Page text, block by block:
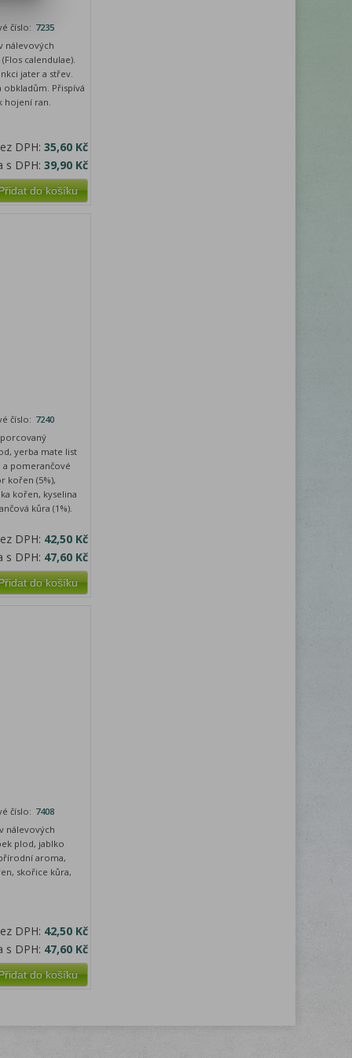
číslo: 7235
nálevových
calendulae).
jater a střev.
Přispívá
hojení ran.
DPH: 35,60 Kč
s DPH: 39,90 Kč
do košíku
číslo: 7240
yerba mate list
a pomerančové
kořen (5%),
kořen, kyselina
kůra (1%).
DPH: 42,50 Kč
s DPH: 47,60 Kč
do košíku
číslo: 7408
nálevových
plod, jablko
aroma,
skořice kůra,
DPH: 42,50 Kč
s DPH: 47,60 Kč
do košíku